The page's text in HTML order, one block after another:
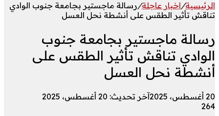
الرئيسية/اخبار عاجلة/رسالة ماجستير بجامعة جنوب الوادي
تناقش تأثير الطقس على أنشطة نحل العسل
رسالة ماجستير بجامعة جنوب
الوادي تناقش تأثير الطقس على
أنشطة نحل العسل
20 أغسطس، 2025
آخر تحديث: 20 أغسطس، 2025
264